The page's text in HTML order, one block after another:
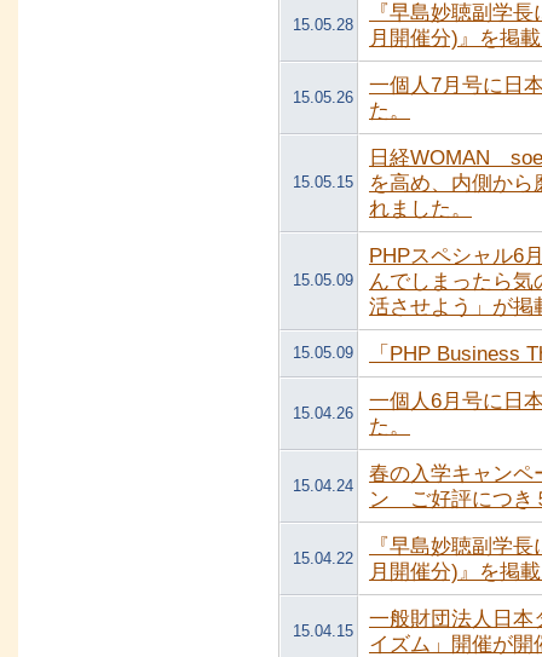
15.05.28
『早島妙聴副学
月開催分)』を掲
15.05.26
一個人7月号に日
た。
15.05.15
日経WOMAN
を高め、内側か
れました。
15.05.09
PHPスペシャル6
んでしまったら気
活させよう」が掲
15.05.09 「PHP Business
15.04.26
一個人6月号に日
た。
15.04.24
春の入学キャンペ
ン ご好評につき
15.04.22
『早島妙聴副学
月開催分)』を掲
15.04.15
一般財団法人日
イズム」開催が開